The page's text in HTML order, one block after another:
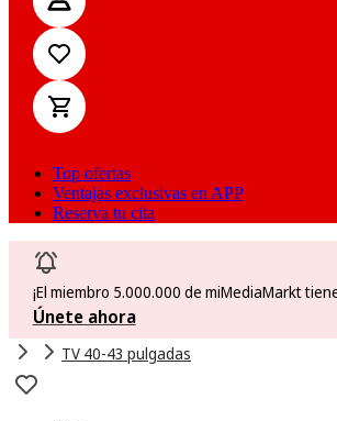
Top ofertas
Ventajas exclusivas en APP
Reserva tu cita
¡El miembro 5.000.000 de miMediaMarkt
Únete ahora
TV 40-43 pulgadas